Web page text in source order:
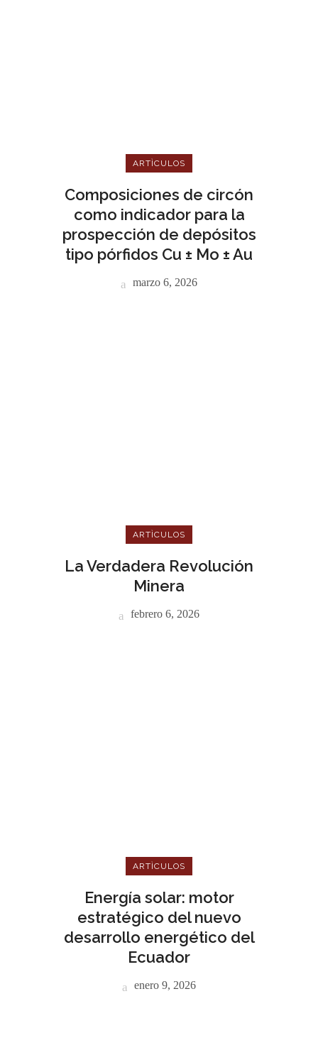
ARTÌCULOS
Composiciones de circón
como indicador para la
prospección de depósitos
tipo pórfidos Cu ± Mo ± Au
marzo 6, 2026
ARTÌCULOS
La Verdadera Revolución
Minera
febrero 6, 2026
ARTÌCULOS
Energía solar: motor
estratégico del nuevo
desarrollo energético del
Ecuador
enero 9, 2026